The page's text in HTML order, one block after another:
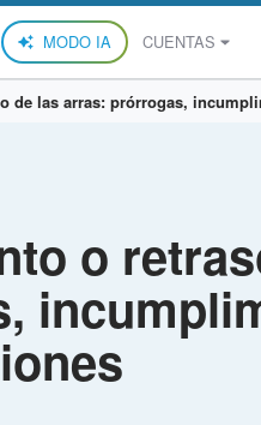
MODO IA CUENTAS
de las arras: prórrogas,
o